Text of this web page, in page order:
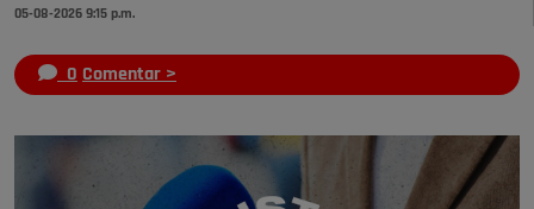
05-08-2026 9:15 p.m.
0 Comentar >